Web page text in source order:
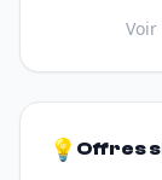
💡 Offres